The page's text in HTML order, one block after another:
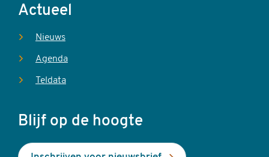
Actueel
Nieuws
Agenda
Teldata
Blijf op de hoogte